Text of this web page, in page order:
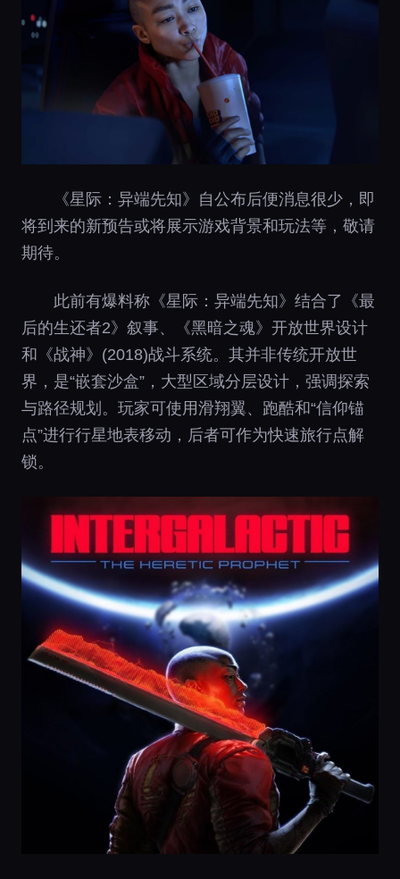
《星际：异端先知》自公布后便消息很少，即
将到来的新预告或将展示游戏背景和玩法等，敬请
期待。
此前有爆料称《星际：异端先知》结合了《最
后的生还者2》叙事、《黑暗之魂》开放世界设计
和《战神》(2018)战斗系统。其并非传统开放世
界，是“嵌套沙盒”，大型区域分层设计，强调探索
与路径规划。玩家可使用滑翔翼、跑酷和“信仰锚
点”进行行星地表移动，后者可作为快速旅行点解
锁。